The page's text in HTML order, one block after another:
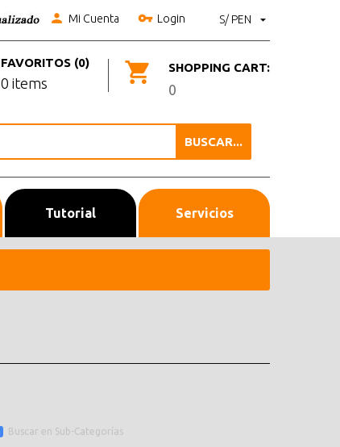
S/ PEN
Mi Cuenta Login
SHOPPING CART:
0
FAVORITOS (0)
0 items
BUSCAR...
Tutorial Servicios
Buscar en Sub-Categorías